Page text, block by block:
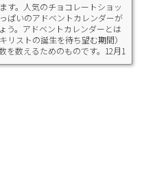
す。人気のチョコレートショッ
ぱいのアドベントカレンダーが
う。アドベントカレンダーとは
ストの誕生を待ち望む期間）
を数えるためのものです。12月1